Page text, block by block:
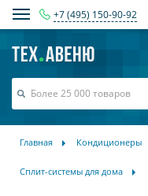
+7 (495) 150-90-92
Главная Кондиционеры
Сплит-системы для дома